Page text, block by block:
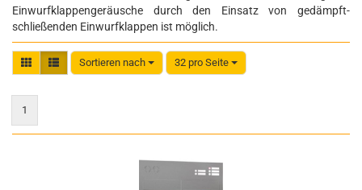
Einwurfklappengeräusche durch den Einsatz von gedämpft-
schließenden Einwurfklappen ist möglich.
Sortieren nach
Sortieren nach 32 pro Seite
pro Seite
1